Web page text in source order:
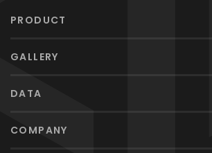
PRODUCT
GALLERY
DATA
COMPANY